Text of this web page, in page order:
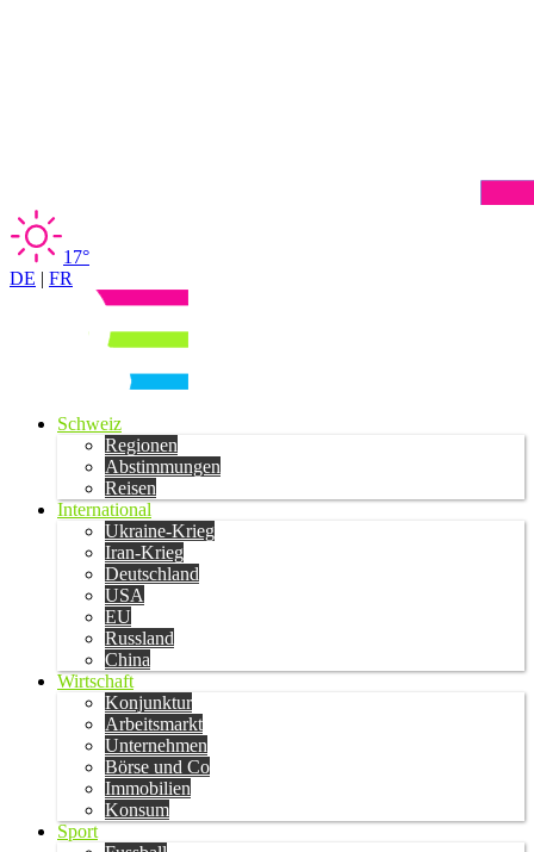
17°
DE | FR
Schweiz
Regionen
Abstimmungen
Reisen
International
Ukraine-Krieg
Iran-Krieg
Deutschland
USA
EU
Russland
China
Wirtschaft
Konjunktur
Arbeitsmarkt
Unternehmen
Börse und Co
Immobilien
Konsum
Sport